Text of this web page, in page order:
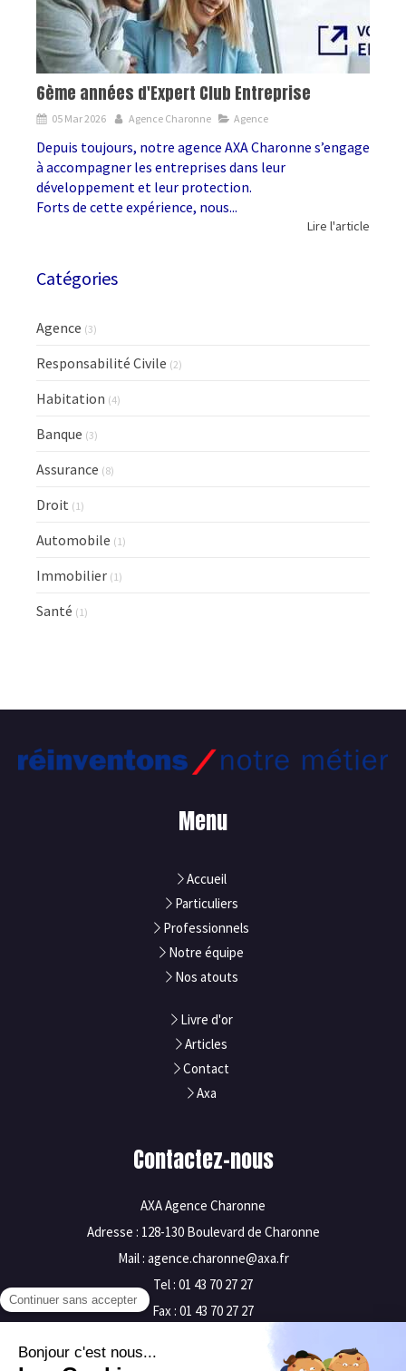
6ème années d'Expert Club Entreprise
05 Mar 2026 Agence Charonne Agence
Depuis toujours, notre agence AXA Charonne s’engage
à accompagner les entreprises dans leur
développement et leur protection.
Forts de cette expérience, nous...
Lire l'article
Catégories
Agence (3)
Responsabilité Civile (2)
Habitation (4)
Banque (3)
Assurance (8)
Droit (1)
Automobile (1)
Immobilier (1)
Santé (1)
Menu
Accueil
Particuliers
Professionnels
Notre équipe
Nos atouts
Livre d'or
Articles
Contact
Axa
Contactez-nous
AXA Agence Charonne
Adresse : 128-130 Boulevard de Charonne
Mail : agence.charonne@axa.fr
Tel : 01 43 70 27 27
Fax : 01 43 70 27 27